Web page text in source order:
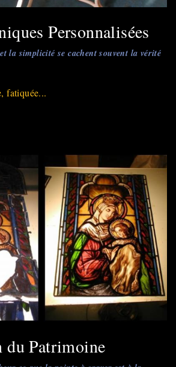
Personnalisées
la simplicité se cachent souvent la vérité
fatiquée...
du Patrimoine